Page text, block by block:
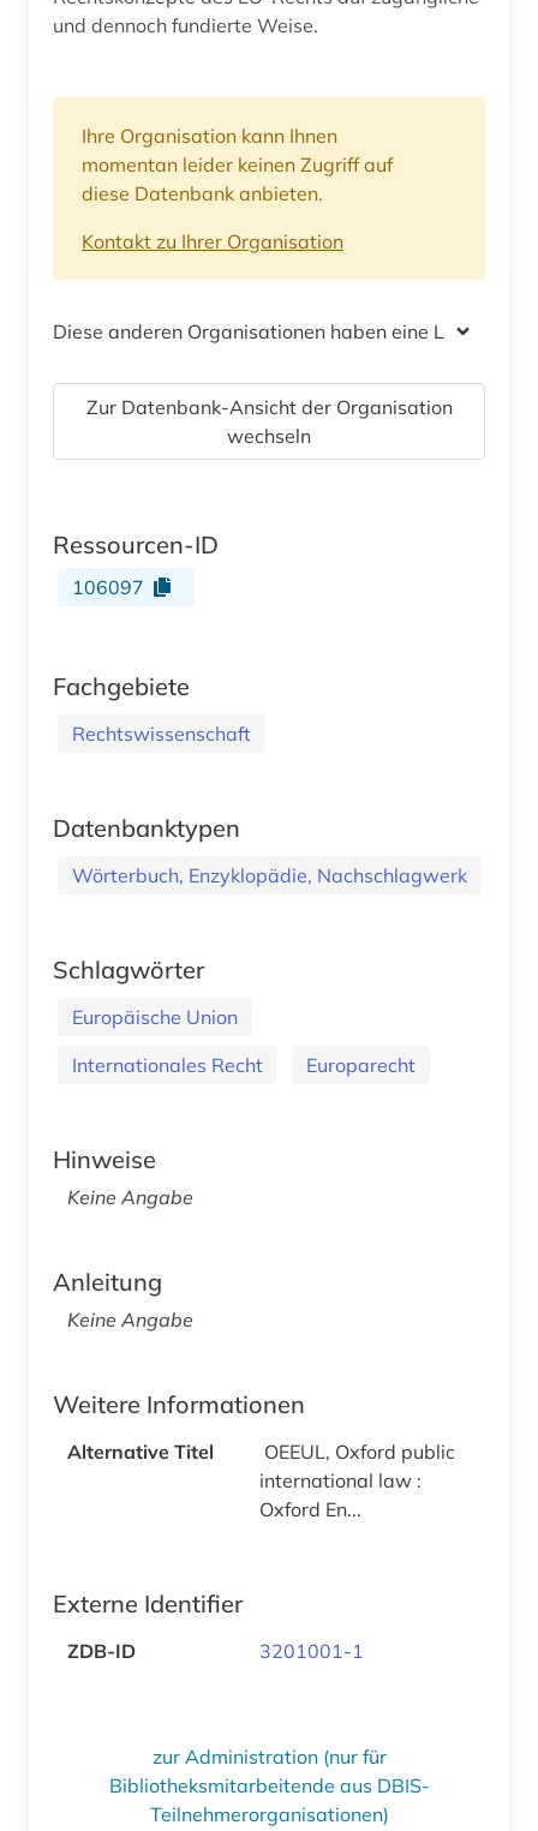
und dennoch fundierte Weise.
Ihre Organisation kann Ihnen
momentan leider keinen Zugriff auf
diese Datenbank anbieten.
Kontakt zu Ihrer Organisation
Diese anderen Organisationen haben eine Lizenz
Zur Datenbank-Ansicht der Organisation
wechseln
Ressourcen-ID
106097
Fachgebiete
Rechtswissenschaft
Datenbanktypen
Wörterbuch, Enzyklopädie, Nachschlagwerk
Schlagwörter
Europäische Union
Internationales Recht
Europarecht
Hinweise
Keine Angabe
Anleitung
Keine Angabe
Weitere Informationen
Alternative Titel
OEEUL, Oxford public
international law :
Oxford En...
Externe Identifier
ZDB-ID 3201001-1
zur Administration (nur für
Bibliotheksmitarbeitende aus DBIS-
Teilnehmerorganisationen)